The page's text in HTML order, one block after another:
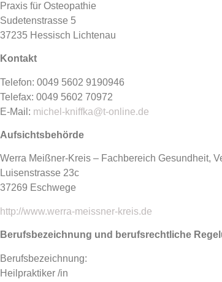
Praxis für Osteopathie
Sudetenstrasse 5
37235 Hessisch Lichtenau
Kontakt
Telefon: 0049 5602 9190946
Telefax: 0049 5602 70972
E-Mail: michel-kniffka@t-online.de
Aufsichtsbehörde
Werra Meißner-Kreis – Fachbereich Gesundheit,
Luisenstrasse 23c
37269 Eschwege
http://www.werra-meissner-kreis.de
Berufsbezeichnung und berufsrechtliche
Berufsbezeichnung:
Heilpraktiker /in